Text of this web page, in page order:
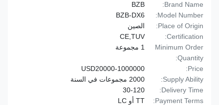
Brand Name:
Model Number:
BZB-DX6
Place of Origin:
الصين
Certification:
CE,TUV
Minimum Order
Quantity:
1 مجموعة
USD20000-1000000
Supply Ability:
Delivery Time:
30-120
Payment Terms:
TT أو LC